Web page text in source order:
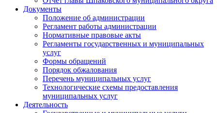
Документы
Положение об администрации
Регламент работы администрации
Нормативные правовые акты
Регламенты государственных и муниципальных
услуг
Формы обращений
Порядок обжалования
Перечень муниципальных услуг
Технологические схемы предоставления
муниципальных услуг
Деятельность